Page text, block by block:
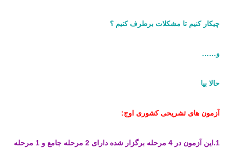
چیکار کنیم تا مشکلات برطرف کنیم ؟
و……
حالا بیا
آزمون های تشریحی کشوری اوج:
1.این آزمون در 4 مرحله برگزار شده دارای 2 مرحله جامع و 1 مرحله